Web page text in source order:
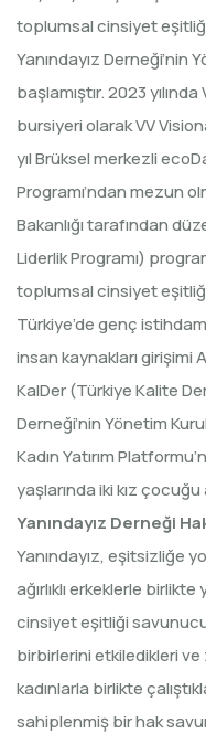
toplumsal cinsiyet
Yanındayız Derneği’nin
başlamıştır. 2023
bursiyeri olarak VV
yıl Brüksel merkezli
Programı’ndan mezun
Bakanlığı tarafından
Liderlik Programı)
toplumsal cinsiyet eşitliği
Türkiye’de genç
insan kaynakları girişimi
KalDer (Türkiye Kalite
Derneği’nin Yönetim
Kadın Yatırım
yaşlarında iki kız
Yanındayız Derneği
Yanındayız, eşitsizliğe
ağırlıklı erkeklerle
cinsiyet eşitliği
birbirlerini etkiledikleri
kadınlarla birlikte
sahiplenmiş bir hak